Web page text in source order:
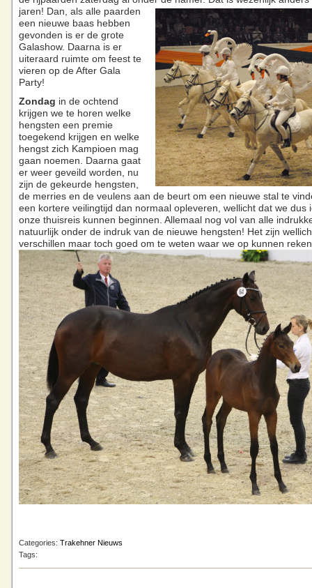
jaren! Dan, als alle paarden
een nieuwe baas hebben
gevonden is er de grote
Galashow. Daarna is er
uiteraard ruimte om feest te
vieren op de After Gala
Party!
Zondag in de ochtend
krijgen we te horen welke
hengsten een premie
toegekend krijgen en welke
hengst zich Kampioen mag
gaan noemen. Daarna gaat
er weer geveild worden, nu
zijn de gekeurde hengsten,
de merries en de veulens aan de beurt om een nieuwe stal te
een kortere veilingtijd dan normaal opleveren, wellicht dat we dus
onze thuisreis kunnen beginnen. Allemaal nog vol van alle
natuurlijk onder de indruk van de nieuwe hengsten! Het zijn
verschillen maar toch goed om te weten waar we op kunnen
Categories: Trakehner Nieuws
Tags: